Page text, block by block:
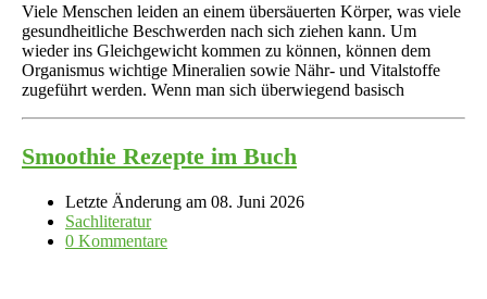
Viele Menschen leiden an einem übersäuerten Körper, was viele
gesundheitliche Beschwerden nach sich ziehen kann. Um
wieder ins Gleichgewicht kommen zu können, können dem
Organismus wichtige Mineralien sowie Nähr- und Vitalstoffe
zugeführt werden. Wenn man sich überwiegend basisch
Smoothie Rezepte im Buch
Letzte Änderung am 08. Juni 2026
Sachliteratur
0 Kommentare